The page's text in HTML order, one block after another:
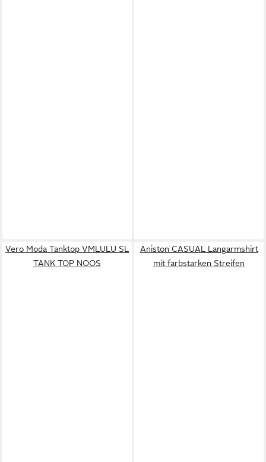
Vero Moda Tanktop VMLULU SL
TANK TOP NOOS
Aniston CASUAL Langarmshirt
mit farbstarken Streifen